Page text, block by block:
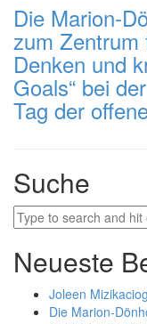
Die Marion-
zum Zentrum
Denken und
Goals“ bei
Tag der
Suche
Neueste
Joleen
Die Marion-